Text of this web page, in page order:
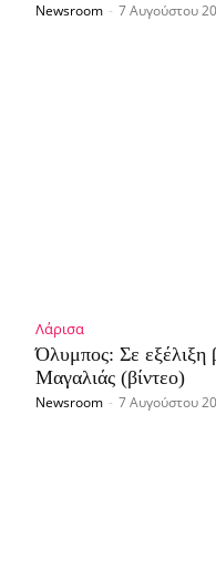
Newsroom - 7 Αυγούστου
Λάρισα
Όλυμπος: Σε εξέλιξη
Μαγαλιάς (βίντεο)
Newsroom - 7 Αυγούστου